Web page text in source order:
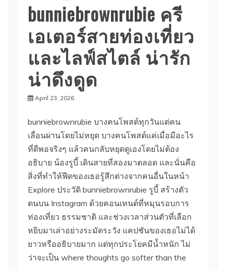
bunniebrownrubie ครี
เอเตอร์สายท่องเที่ยว
และไลฟ์สไตล์ น่ารัก
น่าดึงดูด
April 23, 2026
bunniebrownrubie บางคนโพสต์ทุกวันแต่คน
เลื่อนผ่านโดยไม่หยุด บางคนโพสต์แค่เมื่อมีอะไร
ที่ดีพอจริงๆ แล้วคนกลับหยุดดูเองโดยไม่ต้อง
อธิบาย น้องรูบี้ เดินสายที่สองมาตลอด และนั่นคือ
สิ่งที่ทำให้ฟีดของเธอรู้สึกต่างจากคนอื่นในหน้า
Explore ประวัติ bunniebrownrubie รูบี้ สร้างตัว
ตนบน Instagram ด้วยคอนเทนต์ที่หมุนรอบการ
ท่องเที่ยว ธรรมชาติ และช่วงเวลาส่วนตัวที่เลือก
หยิบมาเล่าอย่างระมัดระวัง แคปชันของเธอไม่ได้
ยาวหรืออธิบายมาก แต่ทุกประโยคมีน้ำหนัก ไม่
ว่าจะเป็น where thoughts go softer than the